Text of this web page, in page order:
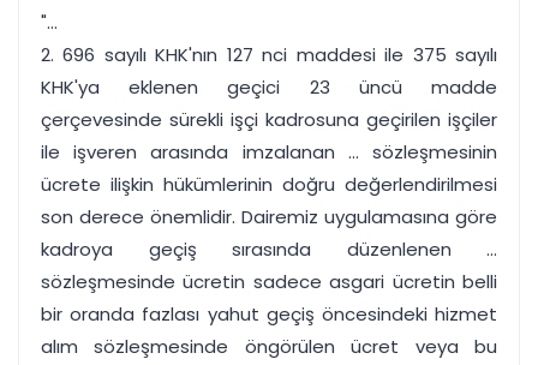
"...
2. 696 sayılı KHK'nın 127 nci maddesi ile 375 sayılı
KHK'ya eklenen geçici 23 üncü madde
çerçevesinde sürekli işçi kadrosuna geçirilen işçiler
ile işveren arasında imzalanan ... sözleşmesinin
ücrete ilişkin hükümlerinin doğru değerlendirilmesi
son derece önemlidir. Dairemiz uygulamasına göre
kadroya geçiş sırasında düzenlenen ...
sözleşmesinde ücretin sadece asgari ücretin belli
bir oranda fazlası yahut geçiş öncesindeki hizmet
alım sözleşmesinde öngörülen ücret veya bu